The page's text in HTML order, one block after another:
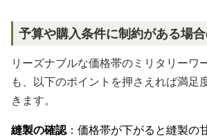
予算や購入条件に制約がある場
リーズナブルな価格帯のミリタリーワ
も、以下のポイントを押さえれば満足
きます。
縫製の確認：価格帯が下がると縫製の